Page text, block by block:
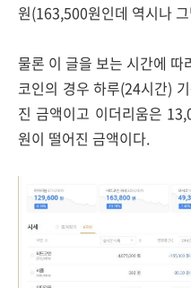
원(163,500원인데 역시나
물론 이 글을 보는 시간에 따
코인의 경우 하루(24시간)
진 금액이고 이더리움은
원이 떨어진 금액이다.